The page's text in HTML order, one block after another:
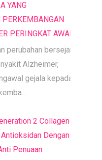
YANG
PERINGKAT AWAL
perubahan bersejarah
Alzheimer,
gejala kepada
2 Collagen |
Dengan
Penuaan